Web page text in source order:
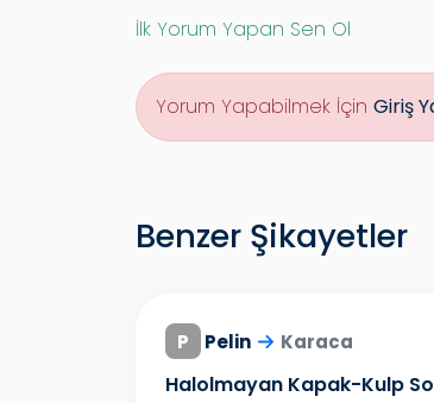
İlk Yorum Yapan Sen Ol
Yorum Yapabilmek İçin Giriş
Benzer Şikayetler
P Pelin Karaca
Halolmayan Kapak-Kulp